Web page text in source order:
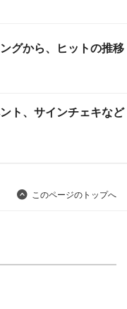
グから、ヒットの推移
ト、サインチェキなど
このページのトップへ